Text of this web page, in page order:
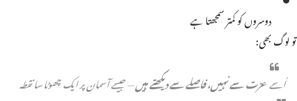
دوسروں کو کمتر سمجھتا ہے
تو لوگ بھی:
اُسےعزت سے نہیں، فاصلے سے دیکھتے ہیں— جیسے آسمان پر ایک چھوٹا سا نقطہ